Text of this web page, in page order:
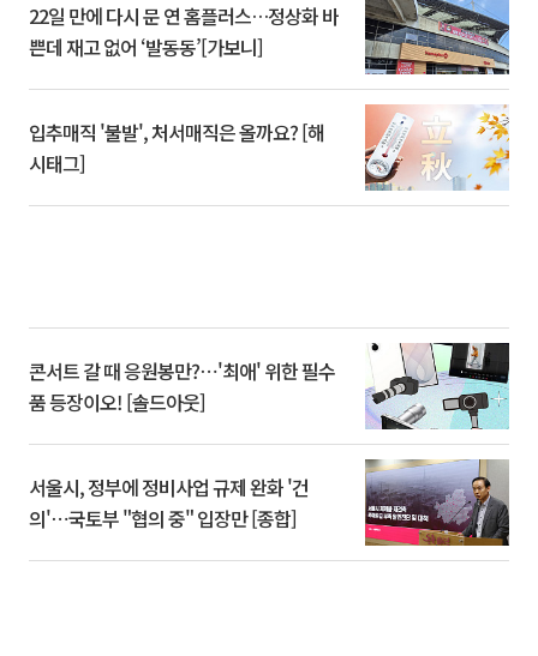
22일 만에 다시 문 연 홈플러스…정상화 바
쁜데 재고 없어 ‘발동동’[가보니]
입추매직 '불발', 처서매직은 올까요? [해
시태그]
콘서트 갈 때 응원봉만?⋯'최애' 위한 필수
품 등장이오! [솔드아웃]
서울시, 정부에 정비사업 규제 완화 '건
의'⋯국토부 "협의 중" 입장만 [종합]